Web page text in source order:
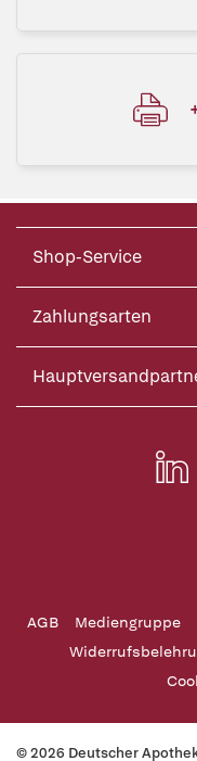
Shop-Service
Zahlungsarten
AGB Mediengruppe
© 2026 Deutscher